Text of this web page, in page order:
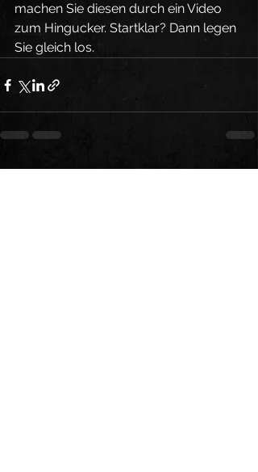
machen Sie diesen durch ein Video
zum Hingucker. Startklar? Dann legen
Sie gleich los.